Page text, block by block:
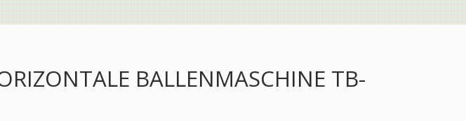
BALLENMASCHINE TB-